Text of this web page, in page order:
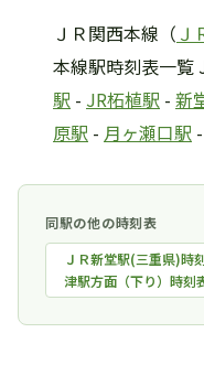
ＪＲ関西本線（ Ｊ
本線駅時刻表一覧
駅 - JR柘植駅 - 新
原駅 - 月ヶ瀬口駅 -
同駅の他の時刻表
ＪＲ新堂駅(三重県)時
津駅方面（下り）時刻